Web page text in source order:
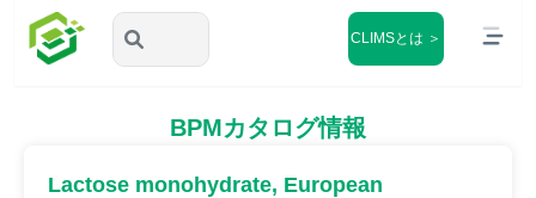
CLIMSとは ＞
BPMカタログ情報
Lactose monohydrate, European